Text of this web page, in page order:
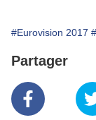
#Eurovision 2017
Partager